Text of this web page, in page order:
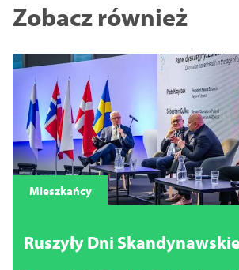
Zobacz również
Mieszkańcy
Ruszyły Dni